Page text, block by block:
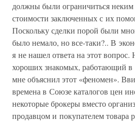
должны были ограничиться
стоимости заключенных с их
Поскольку сделки порой были
было немало, но все-таки?.. В
я не нашел ответа на этот
хороших знакомых, работающий в
мне объяснил этот «феномен».
времена в Союзе каталогов цен
некоторые брокеры вместо
продавцом и покупателем товара